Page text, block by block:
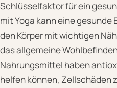
Schlüsselfaktor für ein
mit Yoga kann eine gesunde
den Körper mit wichtigen
das allgemeine
Nahrungsmittel haben
helfen können, Zellschäden